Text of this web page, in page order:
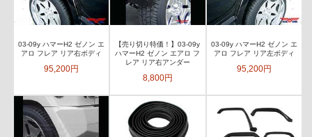
03-09y ハマーH2 ゼノン エ
アロ フレア リア右ボディ
95,200円
【売り切り特価！】03-09y
ハマーH2 ゼノン エアロ フ
レア リア右アンダー
8,800円
03-09y ハマーH2 ゼノン エ
アロ フレア リア左ボディ
95,200円